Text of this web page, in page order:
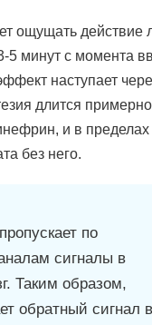
ощущать действие
5 минут с момента
наступает
длится
и в
без него.
по
сигналы в
Таким образом,
обратный сигнал в